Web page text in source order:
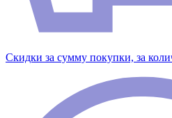
Скидки за сумму покупки, за